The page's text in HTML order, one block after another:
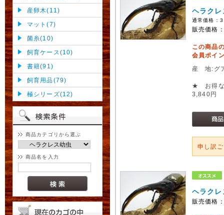
産卵木(11)
マット(7)
菌糸(10)
飼育ケース(10)
書籍(91)
飼育用品(79)
極シリーズ(12)
商品カテゴリから選ぶ
商品名を入力
ヘラク
通常価格：
販売価格
この商品
会員ポイ
産 地:グ
★ お得
3,840円
申し訳
ヘラク
販売価格